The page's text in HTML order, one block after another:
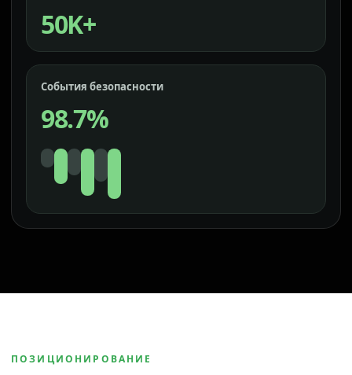
50K+
События безопасности
98.7%
ПОЗИЦИОНИРОВАНИЕ